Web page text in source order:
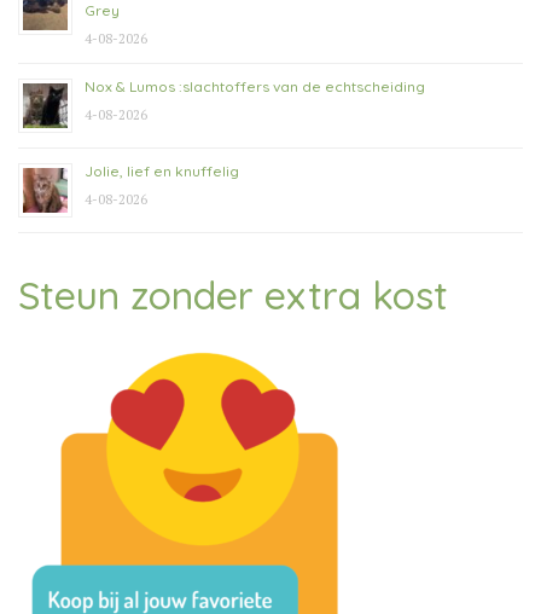
Grey
4-08-2026
Nox & Lumos :slachtoffers van de echtscheiding
4-08-2026
Jolie, lief en knuffelig
4-08-2026
Steun zonder extra kost